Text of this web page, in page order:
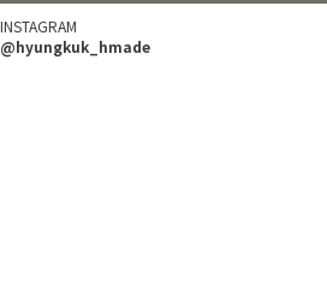
INSTAGRAM
@hyungkuk_hmade